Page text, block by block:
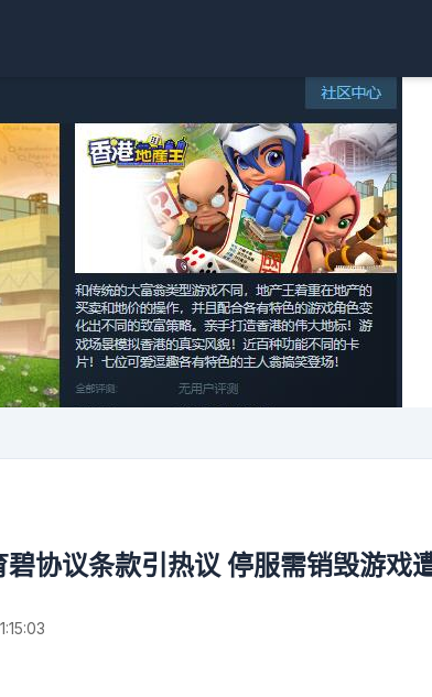
协议条款引热议 停服需销毁游戏